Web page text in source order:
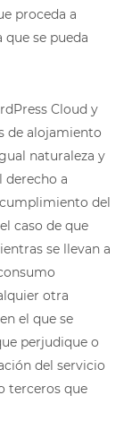
proceda a
se pueda
Cloud y
de alojamiento
naturaleza y
derecho a
del
caso de que
se llevan a
otra
el que se
perjudique o
del servicio
terceros que